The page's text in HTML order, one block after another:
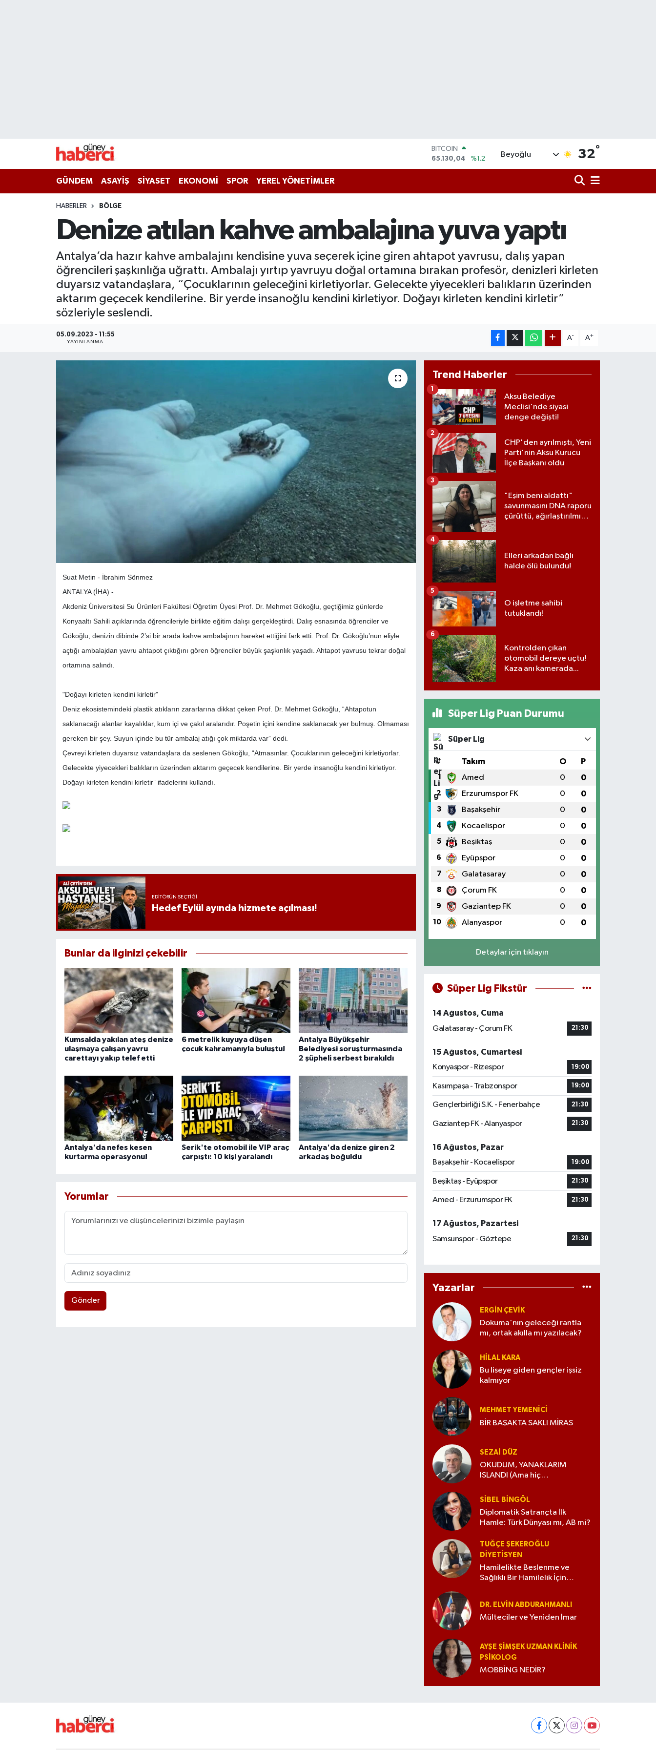
65.130,04
DOLAR
6618.49
%2.12
BİST100
13.773
Beyoğlu 32°
GÜNDEM ASAYİŞ SİYASET EKONOMİ SPOR YEREL YÖNETİMLER
HABERLER BÖLGE
Denize atılan kahve ambalajına yuva yaptı
Antalya’da hazır kahve ambalajını kendisine yuva seçerek içine giren ahtapot yavrusu, dalış yapan
öğrencileri şaşkınlığa uğrattı. Ambalajı yırtıp yavruyu doğal ortamına bırakan profesör, denizleri kirleten
duyarsız vatandaşlara, “Çocuklarının geleceğini kirletiyorlar. Gelecekte yiyecekleri balıkların üzerinden
aktarım geçecek kendilerine. Bir yerde insanoğlu kendini kirletiyor. Doğayı kirleten kendini kirletir”
sözleriyle seslendi.
05.09.2023 - 11:55
YAYINLANMA
A- A+
Suat Metin - İbrahim Sönmez
ANTALYA (İHA) -
Akdeniz Üniversitesi Su Ürünleri Fakültesi Öğretim Üyesi Prof. Dr. Mehmet Gökoğlu, geçtiğimiz günlerde
Konyaaltı Sahili açıklarında öğrencileriyle birlikte eğitim dalışı gerçekleştirdi. Dalış esnasında öğrenciler ve
Gökoğlu, denizin dibinde 2’si bir arada kahve ambalajının hareket ettiğini fark etti. Prof. Dr. Gökoğlu’nun eliyle
açtığı ambalajdan yavru ahtapot çıktığını gören öğrenciler büyük şaşkınlık yaşadı. Ahtapot yavrusu tekrar doğal
ortamına salındı.
"Doğayı kirleten kendini kirletir"
Deniz ekosistemindeki plastik atıkların zararlarına dikkat çeken Prof. Dr. Mehmet Gökoğlu, “Ahtapotun
saklanacağı alanlar kayalıklar, kum içi ve çakıl aralarıdır. Poşetin içini kendine saklanacak yer bulmuş. Olmaması
gereken bir şey. Suyun içinde bu tür ambalaj atığı çok miktarda var” dedi.
Çevreyi kirleten duyarsız vatandaşlara da seslenen Gökoğlu, “Atmasınlar. Çocuklarının geleceğini kirletiyorlar.
Gelecekte yiyecekleri balıkların üzerinden aktarım geçecek kendilerine. Bir yerde insanoğlu kendini kirletiyor.
Doğayı kirleten kendini kirletir” ifadelerini kullandı.
EDITÖRÜN SEÇTIĞI
Hedef Eylül ayında hizmete açılması!
Bunlar da ilginizi çekebilir
Kumsalda yakılan ateş denize
ulaşmaya çalışan yavru
carettayı yakıp telef etti
6 metrelik kuyuya düşen
çocuk kahramanıyla buluştu!
Antalya Büyükşehir
Belediyesi soruşturmasında
2 şüpheli serbest bırakıldı
Antalya'da nefes kesen
kurtarma operasyonu!
Serik'te otomobil ile VIP araç
çarpıştı: 10 kişi yaralandı
Antalya'da denize giren 2
arkadaş boğuldu
Yorumlar
Gönder
Trend Haberler
Aksu Belediye
Meclisi'nde siyasi
denge değişti!
1
CHP'den ayrılmıştı, Yeni
Parti'nin Aksu Kurucu
İlçe Başkanı oldu
2
"Eşim beni aldattı"
savunmasını DNA raporu
çürüttü, ağırlaştırılmış
3
Elleri arkadan bağlı
halde ölü bulundu!
4
O işletme sahibi
tutuklandı!
5
Kontrolden çıkan
otomobil dereye uçtu!
Kaza anı kamerada...
6
Süper Lig Puan Durumu
Süper Lig
# Takım O P
1 Amed 0 0
2 Erzurumspor FK 0 0
3 Başakşehir 0 0
4 Kocaelispor 0 0
5 Beşiktaş 0 0
6 Eyüpspor 0 0
7 Galatasaray 0 0
8 Çorum FK 0 0
9 Gaziantep FK 0 0
10 Alanyaspor 0 0
Detaylar için tıklayın
Süper Lig Fikstür
14 Ağustos, Cuma
Galatasaray - Çorum FK
21:30
15 Ağustos, Cumartesi
Konyaspor - Rizespor
19:00
Kasımpaşa - Trabzonspor 19:00
Gençlerbirliği S.K. - Fenerbahçe 21:30
Gaziantep FK - Alanyaspor 21:30
16 Ağustos, Pazar
Başakşehir - Kocaelispor
19:00
Beşiktaş - Eyüpspor 21:30
Amed - Erzurumspor FK 21:30
17 Ağustos, Pazartesi
Samsunspor - Göztepe
21:30
Yazarlar
ERGIN ÇEVİK
Dokuma'nın geleceği rantla
mı, ortak akılla mı yazılacak?
HILAL KARA
Bu liseye giden gençler işsiz
kalmıyor
MEHMET YEMENICI
BİR BAŞAKTA SAKLI MİRAS
SEZAI DÜZ
OKUDUM, YANAKLARIM
ISLANDI (Ama hiç
SIBEL BINGÖL
Diplomatik Satrançta İlk
Hamle: Türk Dünyası mı, AB mi?
TUĞÇE ŞEKEROĞLU
DIYETISYEN
Hamilelikte Beslenme ve
Sağlıklı Bir Hamilelik İçin
DR. ELVIN ABDURAHMANLI
Mülteciler ve Yeniden İmar
AYŞE ŞIMŞEK UZMAN KLINIK
PSIKOLOG
MOBBİNG NEDİR?
Haber Arşivi